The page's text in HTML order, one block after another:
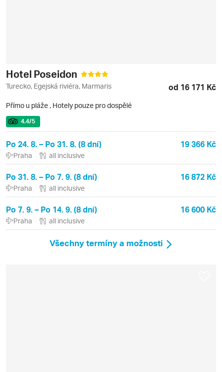
Hotel Poseidon
Turecko, Egejská riviéra, Marmaris od 16 171 Kč
Přímo u pláže , Hotely pouze pro dospělé
4.4/5
Po 24. 8. – Po 31. 8. (8 dní) 19 366 Kč
Praha all inclusive
Po 31. 8. – Po 7. 9. (8 dní) 16 872 Kč
Praha all inclusive
Po 7. 9. – Po 14. 9. (8 dní) 16 600 Kč
Praha all inclusive
Všechny termíny a možnosti